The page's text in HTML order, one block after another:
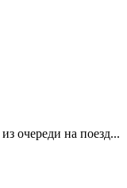
очереди на поезд...